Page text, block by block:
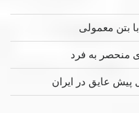
بتن معمولی
منحصر به فرد
پیش عایق در ایران